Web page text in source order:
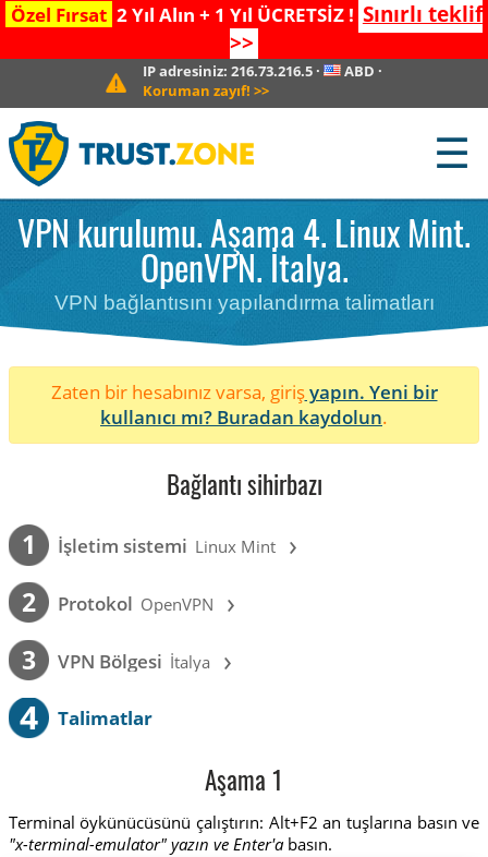
Özel Fırsat 2 Yıl Alın + 1 Yıl ÜCRETSİZ ! Sınırlı teklif
>>
IP adresiniz:216.73.216.5 · ABD ·
Koruman zayıf! >>
☰
VPN kurulumu. Aşama 4. Linux Mint.
OpenVPN. İtalya.
VPN bağlantısını yapılandırma talimatları
Zaten bir hesabınız varsa, girişyapın. Yeni bir
kullanıcı mı? Buradan kaydolun.
Bağlantı sihirbazı
1 İşletim sistemi Linux Mint ›
2 Protokol OpenVPN ›
3 VPN Bölgesi İtalya ›
4 Talimatlar
Aşama 1
Terminal öykünücüsünü çalıştırın: Alt+F2 an tuşlarına basın ve
"x-terminal-emulator" yazın ve Enter'abasın.